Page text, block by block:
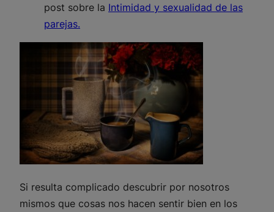
post sobre la Intimidad y sexualidad de las
parejas.
Si resulta complicado descubrir por nosotros
mismos que cosas nos hacen sentir bien en los